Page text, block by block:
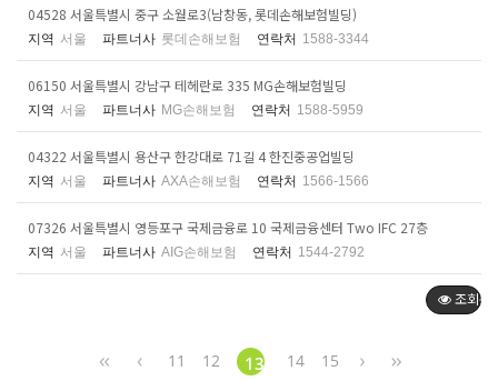
04528 서울특별시 중구 소월로3(남창동, 롯데손해보험빌딩)
지역 서울 파트너사 롯데손해보험 연락처 1588-3344
06150 서울특별시 강남구 테헤란로 335 MG손해보험빌딩
지역 서울 파트너사 MG손해보험 연락처 1588-5959
04322 서울특별시 용산구 한강대로 71길 4 한진중공업빌딩
지역 서울 파트너사 AXA손해보험 연락처 1566-1566
07326 서울특별시 영등포구 국제금융로 10 국제금융센터 Two IFC 27층
지역 서울 파트너사 AIG손해보험 연락처 1544-2792
조회순
11 12 13 14 15